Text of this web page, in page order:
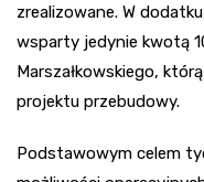
zrealizowane. W
wsparty jedynie kwotą
Marszałkowskiego,
projektu przebudowy.
Podstawowym celem